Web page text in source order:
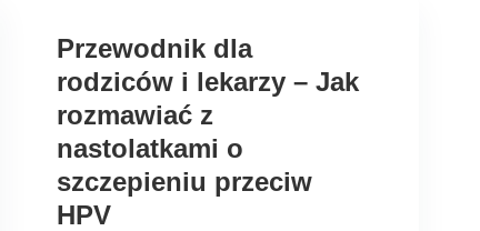
Przewodnik dla
rodziców i lekarzy – Jak
rozmawiać z
nastolatkami o
szczepieniu przeciw
HPV